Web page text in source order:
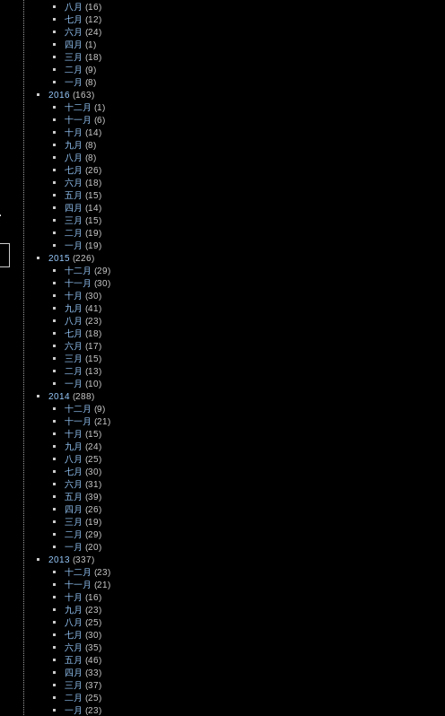
八月 (16)
七月 (12)
六月 (24)
四月 (1)
三月 (18)
二月 (9)
一月 (8)
2016 (163)
十二月 (1)
十一月 (6)
十月 (14)
九月 (8)
八月 (8)
七月 (26)
六月 (18)
五月 (15)
四月 (14)
三月 (15)
二月 (19)
一月 (19)
2015(226)
十二月 (29)
十一月 (30)
十月 (30)
九月 (41)
八月 (23)
七月 (18)
六月 (17)
三月 (15)
二月 (13)
一月 (10)
2014(288)
十二月 (9)
十一月 (21)
十月 (15)
九月 (24)
八月 (25)
七月 (30)
六月 (31)
五月 (39)
四月 (26)
三月 (19)
二月 (29)
一月 (20)
2013 (337)
十二月 (23)
十一月 (21)
十月 (16)
九月 (23)
八月 (25)
七月 (30)
六月 (35)
五月 (46)
四月 (33)
三月 (37)
二月 (25)
一月 (23)